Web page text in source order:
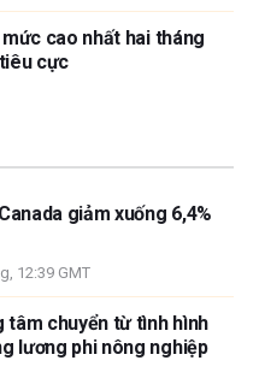
cao nhất hai tháng
cực
giảm xuống 6,4%
12:39 GMT
tâm chuyển từ tình hình
lương phi nông nghiệp